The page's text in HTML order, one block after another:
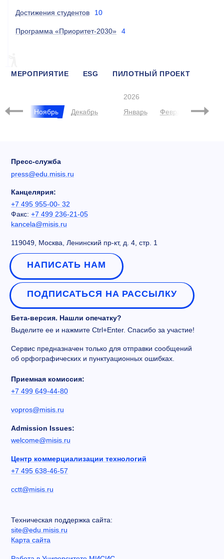
Достижения студентов 10
Программа «Приоритет-2030» 4
МЕРОПРИЯТИЕ ESG ПИЛОТНЫЙ ПРОЕКТ
Ноябрь Декабрь
2026
Январь
Февраль Март
Пресс-служба
press@edu.misis.ru
Канцелярия:
+7 495 955-00- 32
Факс: +7 499 236-21-05
kancela@misis.ru
119049, Москва, Ленинский пр-кт, д. 4, стр. 1
НАПИСАТЬ НАМ
ПОДПИСАТЬСЯ НА РАССЫЛКУ
Бета-версия. Нашли опечатку?
Выделите ее и нажмите Ctrl+Enter. Спасибо за участие!
Сервис предназначен только для отправки сообщений
об орфографических и пунктуационных ошибках.
Приемная комиссия:
+7 499 649-44-80
vopros@misis.ru
Admission Issues:
welcome@misis.ru
Центр коммерциализации технологий
+7 495 638-46-57
cctt@misis.ru
Техническая поддержка сайта:
site@edu.misis.ru
Карта сайта